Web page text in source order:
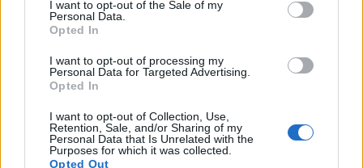
I want to opt-out of the Sale of my
Personal Data.
Opted In
I want to opt-out of processing my
Personal Data for Targeted Advertising.
Opted In
I want to opt-out of Collection, Use,
Retention, Sale, and/or Sharing of my
Personal Data that Is Unrelated with the
Purposes for which it was collected.
Opted Out
είναι λιγότερο ευαίσθητες σε
απαντώνται συχνότερα σε
γυναίκες και κορίτσια είναι πιο
πιθανό νακρύβουνή να